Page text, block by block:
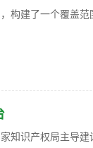
构建了一个覆盖
知识产权局主导